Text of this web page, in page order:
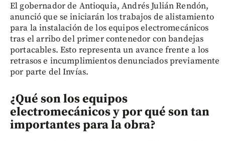
El gobernador de Antioquia, Andrés Julián Rendón,
anunció que se iniciarán los trabajos de alistamiento
para la instalación de los equipos electromecánicos
tras el arribo del primer contenedor con bandejas
portacables. Esto representa un avance frente a los
retrasos e incumplimientos denunciados previamente
por parte del Invías.
¿Qué son los equipos
electromecánicos y por qué son tan
importantes para la obra?